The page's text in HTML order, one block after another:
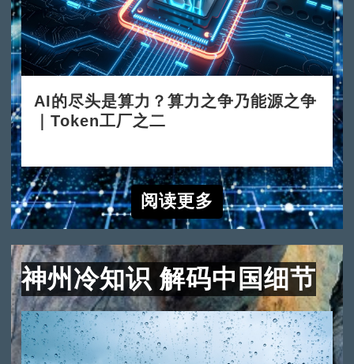
AI的尽头是算力？算力之争乃能源之争
｜Token工厂之二
阅读更多
神州冷知识 解码中国细节